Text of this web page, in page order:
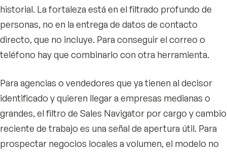
historial. La fortaleza está en el filtrado profundo de
personas, no en la entrega de datos de contacto
directo, que no incluye. Para conseguir el correo o
teléfono hay que combinarlo con otra herramienta.
Para agencias o vendedores que ya tienen al decisor
identificado y quieren llegar a empresas medianas o
grandes, el filtro de Sales Navigator por cargo y cambio
reciente de trabajo es una señal de apertura útil. Para
prospectar negocios locales a volumen, el modelo no